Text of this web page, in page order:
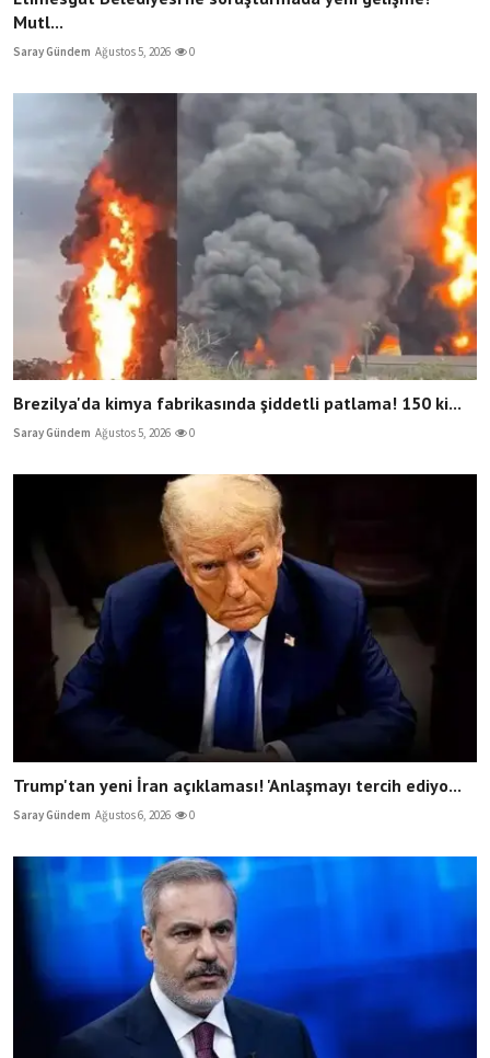
Mutl...
Saray Gündem Ağustos 5, 2026 0
Brezilya'da kimya fabrikasında şiddetli patlama! 150 ki...
Saray Gündem Ağustos 5, 2026 0
Trump'tan yeni İran açıklaması! 'Anlaşmayı tercih ediyo...
Saray Gündem Ağustos 6, 2026 0